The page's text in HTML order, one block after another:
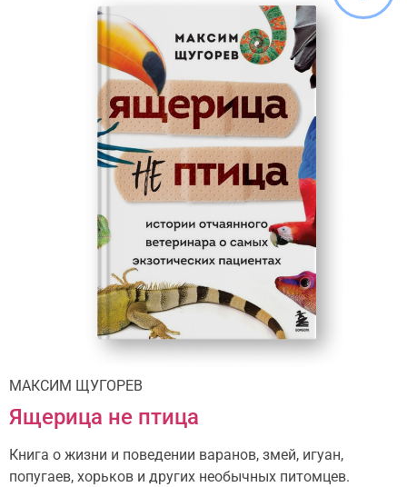
МАКСИМ ЩУГОРЕВ
Ящерица не птица
Книга о жизни и поведении варанов, змей, игуан,
попугаев, хорьков и других необычных питомцев.